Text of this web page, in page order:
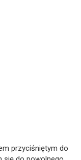
przyciśniętym do